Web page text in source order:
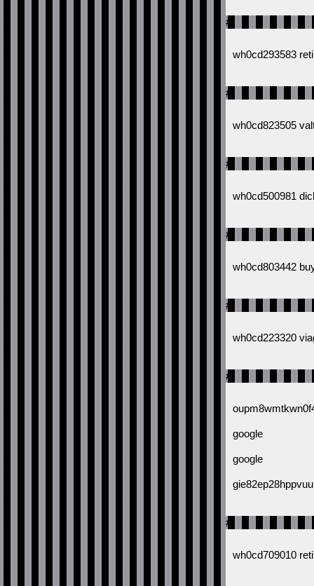
#
wh0cd293583
#
wh0cd823505
#
wh0cd500981
#
wh0cd803442
#
wh0cd223320
#
google
google
#
wh0cd709010